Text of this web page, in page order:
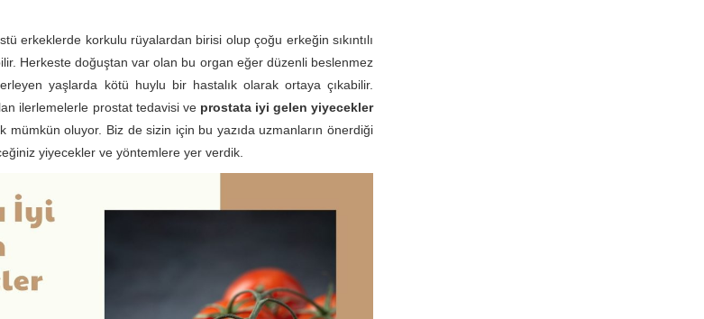
erkeklerde korkulu rüyalardan birisi olup çoğu erkeğin sıkıntılı
Herkeste doğuştan var olan bu organ eğer düzenli beslenmez
yaşlarda kötü huylu bir hastalık olarak ortaya çıkabilir.
ilerlemelerle prostat tedavisi ve prostata iyi gelen yiyecekler
mümkün oluyor. Biz de sizin için bu yazıda uzmanların önerdiği
yiyecekler ve yöntemlere yer verdik.